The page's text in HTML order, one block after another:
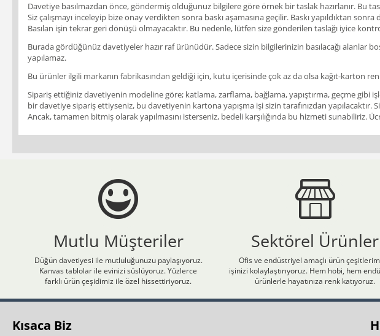
Davetiye basılmazdan önce, göndermiş olduğunuz bilgilere göre örnek bir taslak hazırlanır. Bu
Siz çalışmayı inceleyip bize onay verdikten sonra baskı aşamasına geçilir. Baskı yapıldıktan
Basılan işin tekrar geri dönüşü olmayacaktır. Bu nedenle, lütfen size gönderilen taslağı iyice
Burada gördüğünüz davetiyeler hazır raf ürünüdür. Sadece sizin bilgilerinizin basılacağı
yapılamaz.
Bu ürünler ilgili markanın fabrikasından geldiği için, kutu içerisinde çok az da olsa kağıt-karton
Sipariş ettiğiniz davetiyenin modeline göre; katlama, zarflama, bağlama, yapıştırma, geçme gibi
bir davetiye sipariş ettiyseniz, bu davetiyenin kartona yapışma işi sizin tarafınızdan
Ancak, tamamen bitmiş olarak yapılmasını isterseniz, bedeli karşılığında bu hizmeti sunabiliriz.
Mutlu Müşteriler
Düğün davetiyesi ile mutluluğunuzu paylaşıyoruz.
Kanvas tablolar ile evinizi süslüyoruz. Yüzlerce
farklı ürün çeşidimiz ile özel hissettiriyoruz.
Sektörel Ürünler
Ofis ve endüstriyel amaçlı ürün
işinizi kolaylaştırıyoruz. Hem hobi, hem
ürünlerle hayatınıza renk katıyoruz.
Kısaca Biz